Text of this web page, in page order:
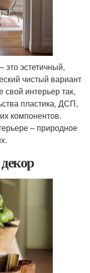
эстетичный,
чистый вариант
интерьер так,
пластика, ДСП,
компонентов.
– природное